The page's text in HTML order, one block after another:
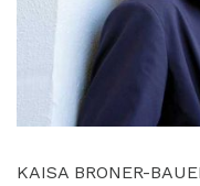
KAISA BRONER-